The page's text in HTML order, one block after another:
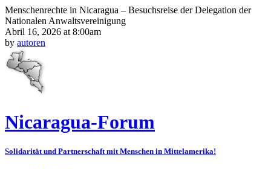
Menschenrechte in Nicaragua – Besuchsreise der Delegation der
Nationalen Anwaltsvereinigung
Abril 16, 2026 at 8:00am
by autoren
Nicaragua-Forum
Solidarität und Partnerschaft mit Menschen in Mittelamerika!